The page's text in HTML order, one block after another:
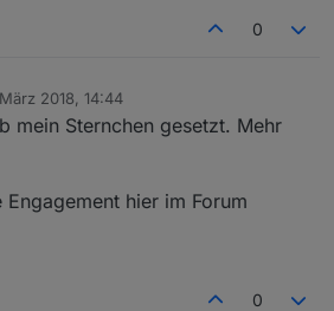
0
2018, 14:44
mein Sternchen gesetzt. Mehr
hier im Forum
0